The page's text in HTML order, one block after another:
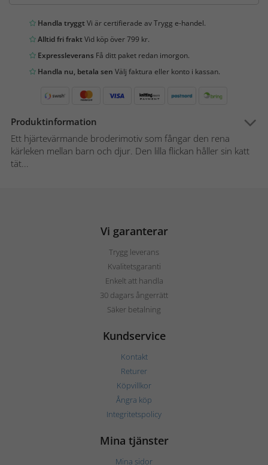
Handla tryggtVi är certifierade av Trygg e-handel.
Alltid fri fraktVid köp över 799 kr.
Expressleverans Få ditt paket redan imorgon.
Handla nu, betala sen Välj faktura eller konto i kassan.
Produktinformation
Ett hjärtevärmande broderimotiv som fångar den rena
kärleken mellan barn och djur. Den lilla flickan håller sin katt
tät...
Vi garanterar
Trygg leverans
Kvalitetsgaranti
Enkelt att handla
30 dagars ångerrätt
Säker betalning
Kundservice
Kontakt
Returer
Köpvillkor
Ångra köp
Integritetspolicy
Mina tjänster
Mina sidor